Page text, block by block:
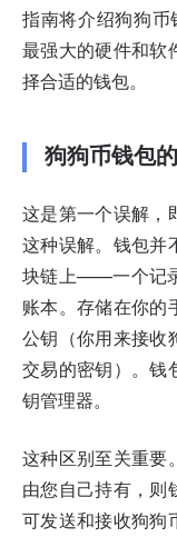
指南将介绍狗狗
最强大的硬件和软
择合适的钱包。
狗狗币钱包
这是第一个误解，
这种误解。钱包并
块链上——一个记
账本。存储在你的
公钥（你用来接收
交易的密钥）。钱
钥管理器。
这种区别至关重要
由您自己持有，则
可发送和接收狗狗